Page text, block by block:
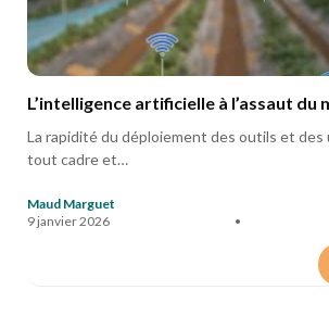
L’intelligence artificielle à l’assaut du
La rapidité du déploiement des outils et des
tout cadre et…
Maud Marguet
9 janvier 2026
•